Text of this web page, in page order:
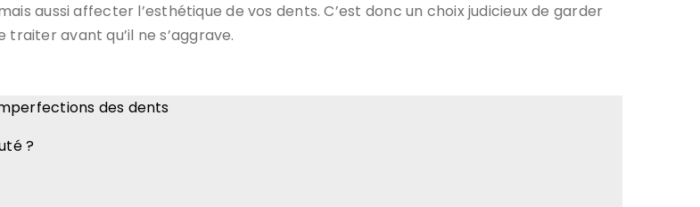
aussi affecter l’esthétique de vos dents. C’est donc un choix judicieux de garder
avant qu’il ne s’aggrave.
des dents
?